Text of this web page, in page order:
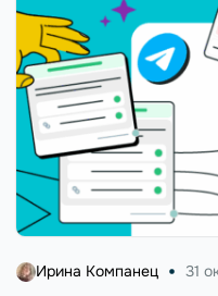
Ирина Компанец 31